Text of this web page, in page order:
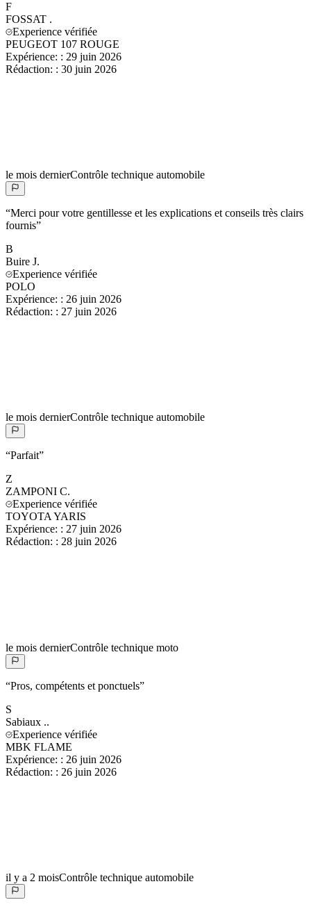
F
FOSSAT .
Experience vérifiée
PEUGEOT 107 ROUGE
Expérience: : 29 juin 2026
Rédaction: : 30 juin 2026
le mois dernierContrôle technique automobile
“Merci pour votre gentillesse et les explications et conseils très clairs
fournis”
B
Buire J.
Experience vérifiée
POLO
Expérience: : 26 juin 2026
Rédaction: : 27 juin 2026
le mois dernierContrôle technique automobile
“Parfait”
Z
ZAMPONI C.
Experience vérifiée
TOYOTA YARIS
Expérience: : 27 juin 2026
Rédaction: : 28 juin 2026
le mois dernierContrôle technique moto
“Pros, compétents et ponctuels”
S
Sabiaux ..
Experience vérifiée
MBK FLAME
Expérience: : 26 juin 2026
Rédaction: : 26 juin 2026
il y a 2 moisContrôle technique automobile